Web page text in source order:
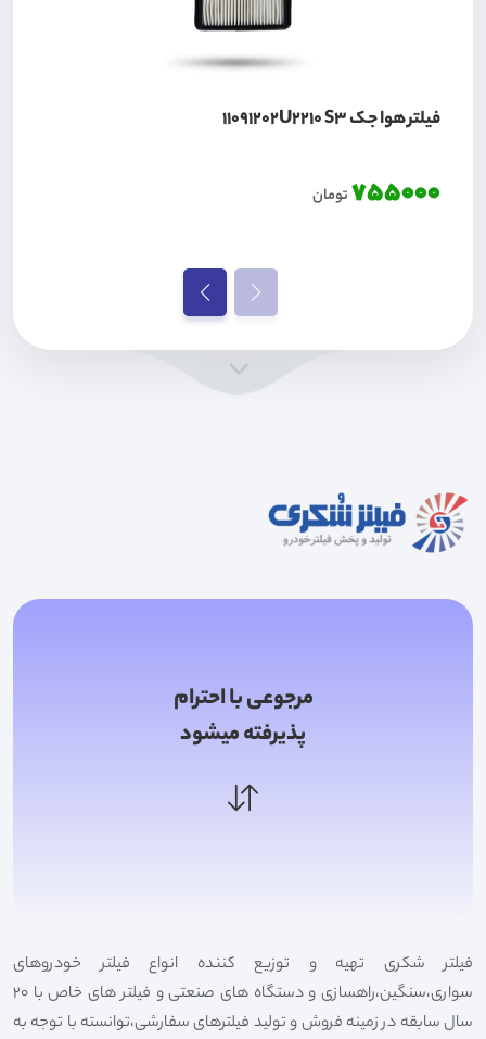
فیلتر هوا جک 11091202U2210 S3
755000تومان
مرجوعی با احترام
پذیرفته میشود
فیلتر شکری تهیه و توزیع کننده انواع فیلتر خودروهای
سواری،سنگین،راهسازی و دستگاه های صنعتی و فیلتر های خاص با 20
سال سابقه در زمینه فروش و تولید فیلترهای سفارشی،توانسته با توجه به